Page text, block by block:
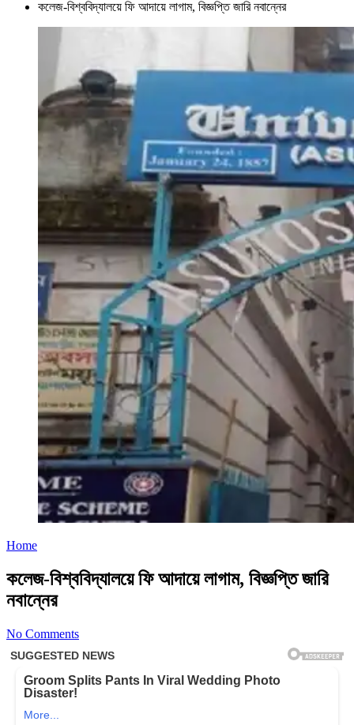
কলেজ-বিশ্ববিদ্যালয়ে ফি আদায়ে লাগাম, বিজ্ঞপ্তি জারি নবান্নের
Home
কলেজ-বিশ্ববিদ্যালয়ে ফি আদায়ে লাগাম, বিজ্ঞপ্তি জারি
নবান্নের
No Comments